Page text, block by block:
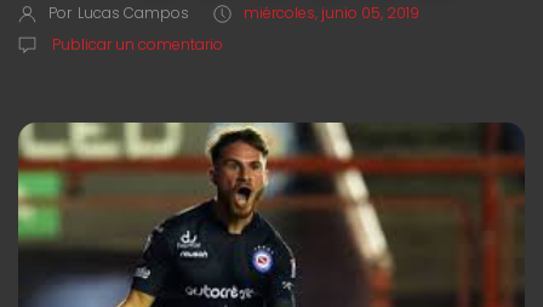
Por Lucas Campos
miércoles, junio 05, 2019
Publicar un comentario